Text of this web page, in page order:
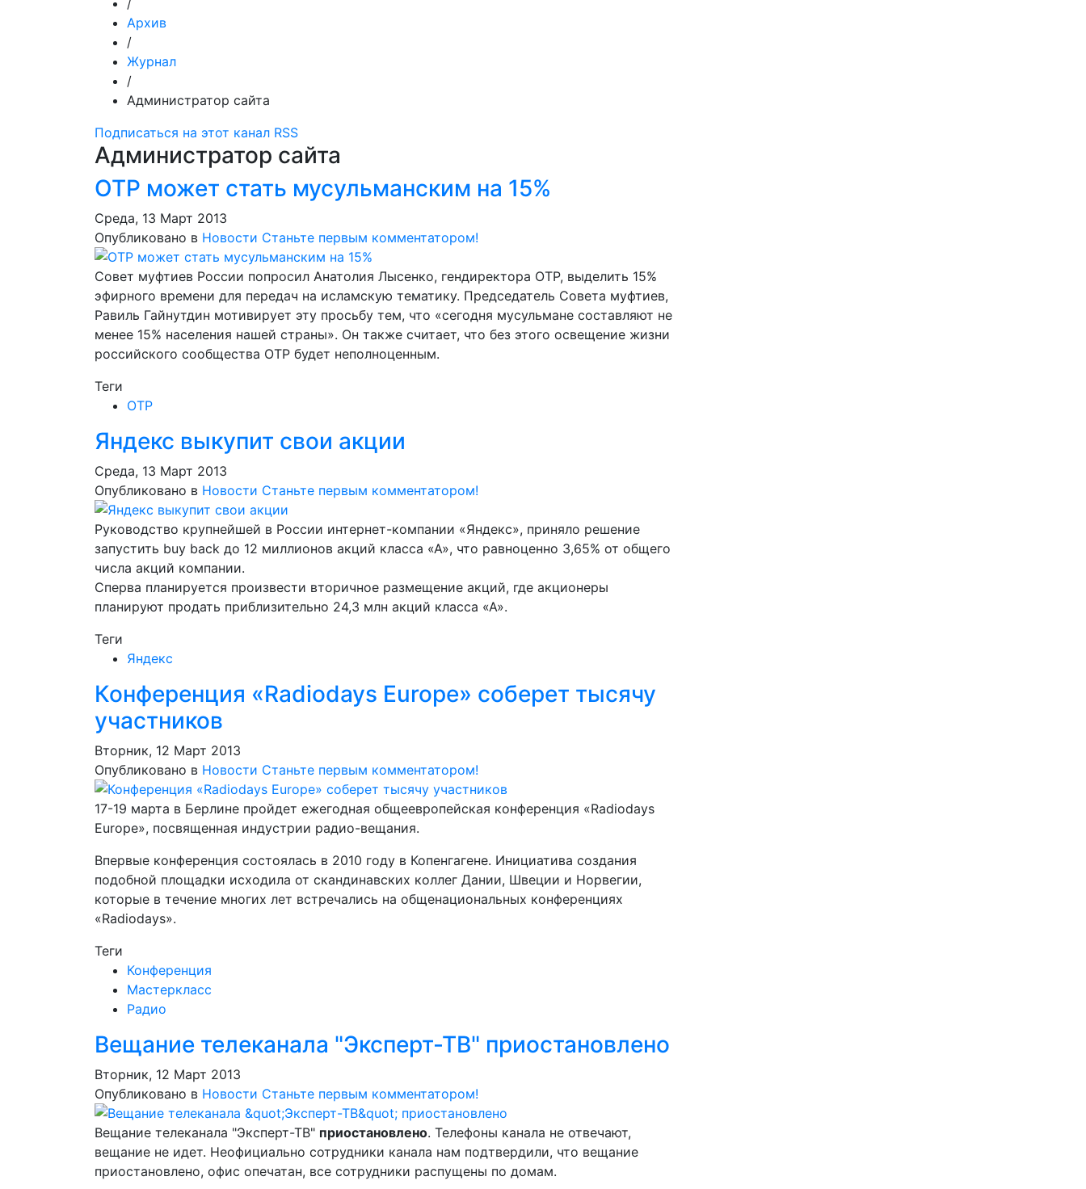
/
Архив
/
Журнал
/
Администратор сайта
Подписаться на этот канал RSS
Администратор сайта
ОТР может стать мусульманским на 15%
Среда, 13 Март 2013
Опубликовано в Новости Станьте первым комментатором!
Совет муфтиев России попросил Анатолия Лысенко, гендиректора ОТР, выделить 15%
эфирного времени для передач на исламскую тематику. Председатель Совета муфтиев,
Равиль Гайнутдин мотивирует эту просьбу тем, что «сегодня мусульмане составляют не
менее 15% населения нашей страны». Он также считает, что без этого освещение жизни
российского сообщества ОТР будет неполноценным.
Теги
ОТР
Яндекс выкупит свои акции
Среда, 13 Март 2013
Опубликовано в Новости Станьте первым комментатором!
Руководство крупнейшей в России интернет-компании «Яндекс», приняло решение
запустить buy back до 12 миллионов акций класса «А», что равноценно 3,65% от общего
числа акций компании.
Сперва планируется произвести вторичное размещение акций, где акционеры
планируют продать приблизительно 24,3 млн акций класса «А».
Теги
Яндекс
Конференция «Radiodays Europe» соберет тысячу
участников
Вторник, 12 Март 2013
Опубликовано в Новости Станьте первым комментатором!
17-19 марта в Берлине пройдет ежегодная общеевропейская конференция «Radiodays
Europe», посвященная индустрии радио-вещания.
Впервые конференция состоялась в 2010 году в Копенгагене. Инициатива создания
подобной площадки исходила от скандинавских коллег Дании, Швеции и Норвегии,
которые в течение многих лет встречались на общенациональных конференциях
«Radiodays».
Теги
Конференция
Мастеркласс
Радио
Вещание телеканала "Эксперт-ТВ" приостановлено
Вторник, 12 Март 2013
Опубликовано в Новости Станьте первым комментатором!
Вещание телеканала "Эксперт-ТВ" приостановлено. Телефоны канала не отвечают,
вещание не идет. Неофициально сотрудники канала нам подтвердили, что вещание
приостановлено, офис опечатан, все сотрудники распущены по домам.